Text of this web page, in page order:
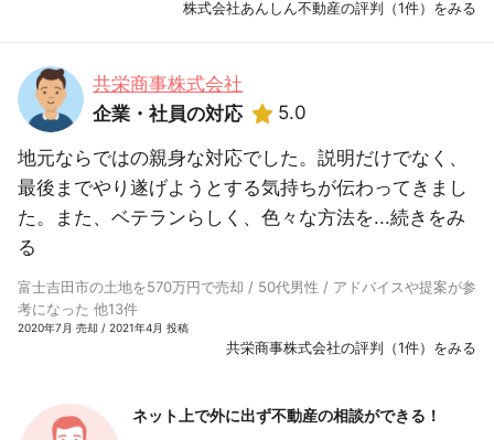
株式会社あんしん不動産の評判（1件）をみる
共栄商事株式会社
企業・社員の対応
5.0
地元ならではの親身な対応でした。説明だけでなく、
最後までやり遂げようとする気持ちが伝わってきまし
た。また、ベテランらしく、色々な方法を...続きをみ
る
富士吉田市の土地を570万円で売却 / 50代男性 / アドバイスや提案が参
考になった 他13件
2020年7月 売却 / 2021年4月 投稿
共栄商事株式会社の評判（1件）をみる
ネット上で外に出ず不動産の相談ができる！